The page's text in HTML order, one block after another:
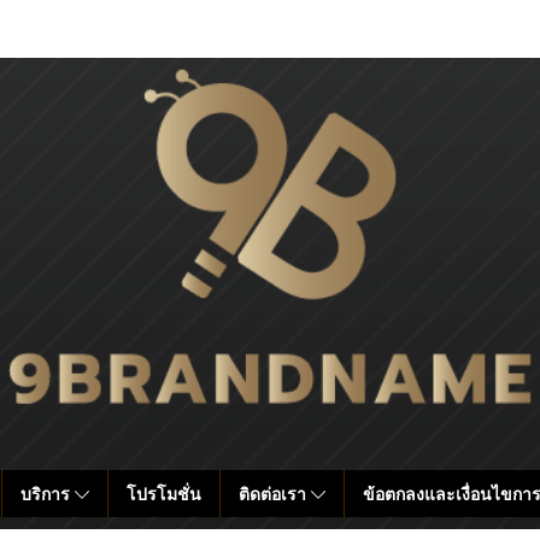
บริการ โปรโมชั่น ติดต่อเรา ข้อตกลงและเงื่อนไขกา